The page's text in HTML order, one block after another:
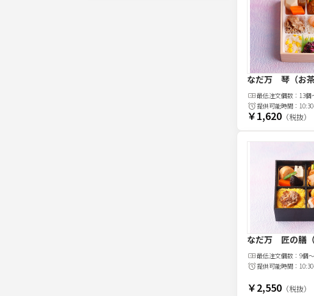
なだ万 琴（お茶
最低注文個数： 13個
提供可能時間：
￥1,620 （税抜）
なだ万 匠の膳（
最低注文個数： 9個～
提供可能時間：
￥2,550 （税抜）